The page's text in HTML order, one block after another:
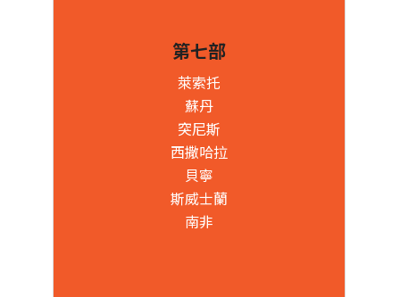
第七部
萊索托
蘇丹
突尼斯
西撒哈拉
貝寧
斯威士蘭
南非